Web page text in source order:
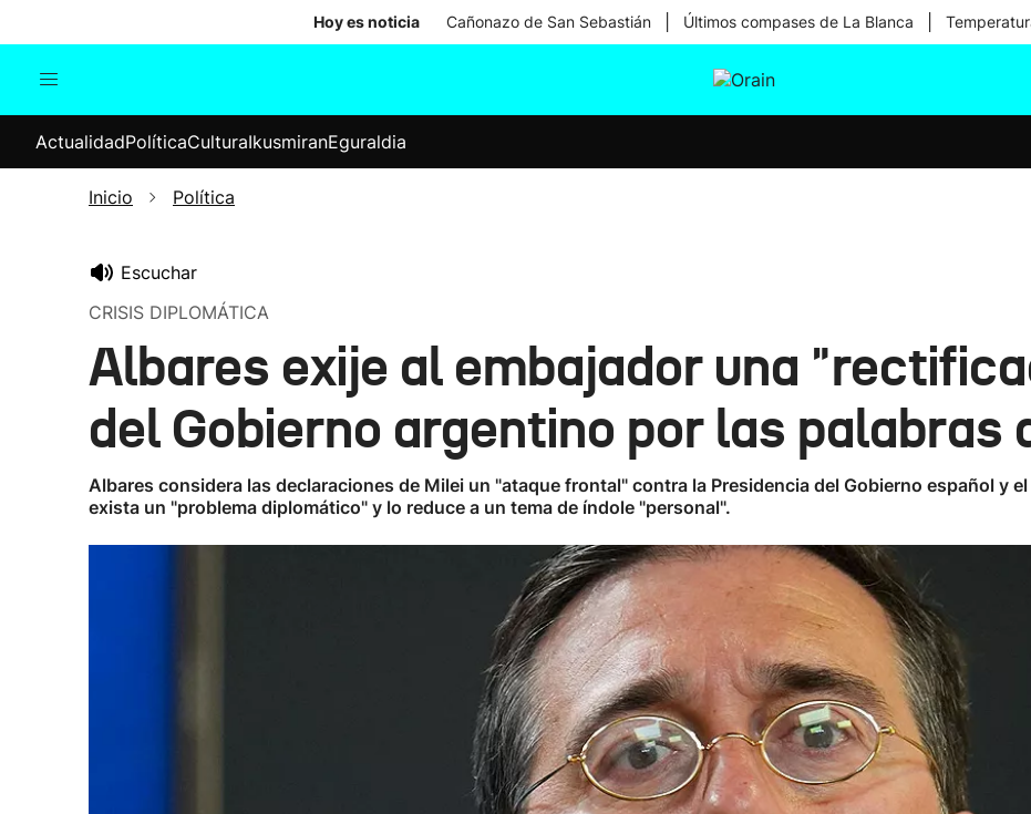
Hoy es noticia Cañonazo de San Sebastián Últimos compases de La Blanca
Internacional
Elecciones
ActualidadPolíticaCulturaIkusmiranEguraldia
Inicio Política
Escuchar
CRISIS DIPLOMÁTICA
Albares exije al embajador una
del Gobierno argentino por las palabras
Albares considera las declaraciones de Milei un "ataque frontal" contra la Presidencia del Gobierno español y
exista un "problema diplomático" y lo reduce a un tema de índole "personal".